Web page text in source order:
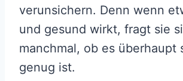
verunsichern. Denn wenn
und gesund wirkt, fragt sie
manchmal, ob es überhaupt
genug ist.